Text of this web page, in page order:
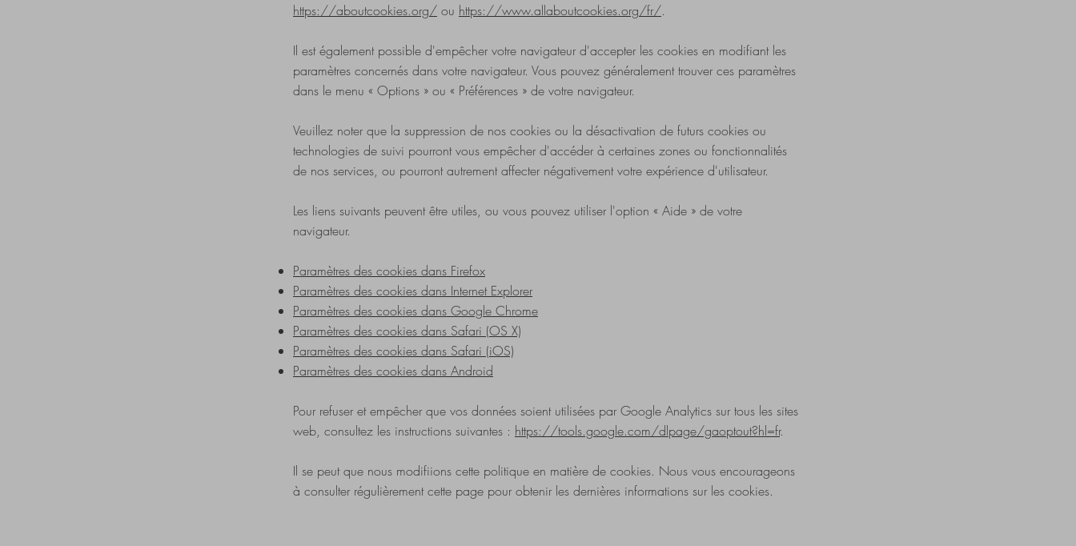
https://aboutcookies.org/ ou https://www.allaboutcookies.org/fr/.
Il est également possible d'empêcher votre navigateur d'accepter les cookies en modifiant les
paramètres concernés dans votre navigateur. Vous pouvez généralement trouver ces paramètres
dans le menu « Options » ou « Préférences » de votre navigateur.
Veuillez noter que la suppression de nos cookies ou la désactivation de futurs cookies ou
technologies de suivi pourront vous empêcher d'accéder à certaines zones ou fonctionnalités
de nos services, ou pourront autrement affecter négativement votre expérience d'utilisateur.
Les liens suivants peuvent être utiles, ou vous pouvez utiliser l'option « Aide » de votre
navigateur.
Paramètres des cookies dans Firefox
Paramètres des cookies dans Internet Explorer
Paramètres des cookies dans Google Chrome
Paramètres des cookies dans Safari (OS X)
Paramètres des cookies dans Safari (iOS)
Paramètres des cookies dans Android
Pour refuser et empêcher que vos données soient utilisées par Google Analytics sur tous les sites
web, consultez les instructions suivantes : https://tools.google.com/dlpage/gaoptout?hl=fr.
Il se peut que nous modifiions cette politique en matière de cookies. Nous vous encourageons
à consulter régulièrement cette page pour obtenir les dernières informations sur les cookies.